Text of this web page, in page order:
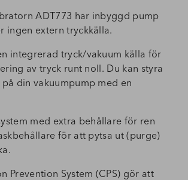
ADT773 har inbyggd pump
ingen extern tryckkälla.
integrerad tryck/vakuum källa för
av tryck runt noll. Du kan styra
din vakuumpump med en
med extra behållare för ren
för att pytsa ut (purge)
Prevention System (CPS) gör att